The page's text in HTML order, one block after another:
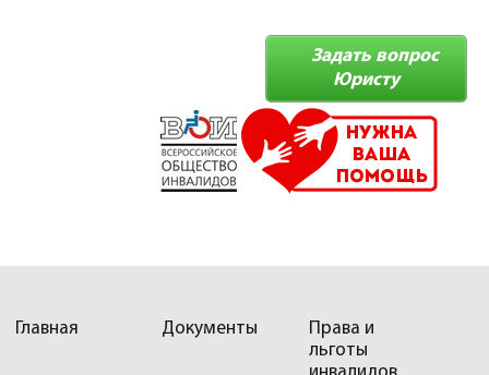
Задать вопрос
Юристу
Главная Документы
Права и
льготы